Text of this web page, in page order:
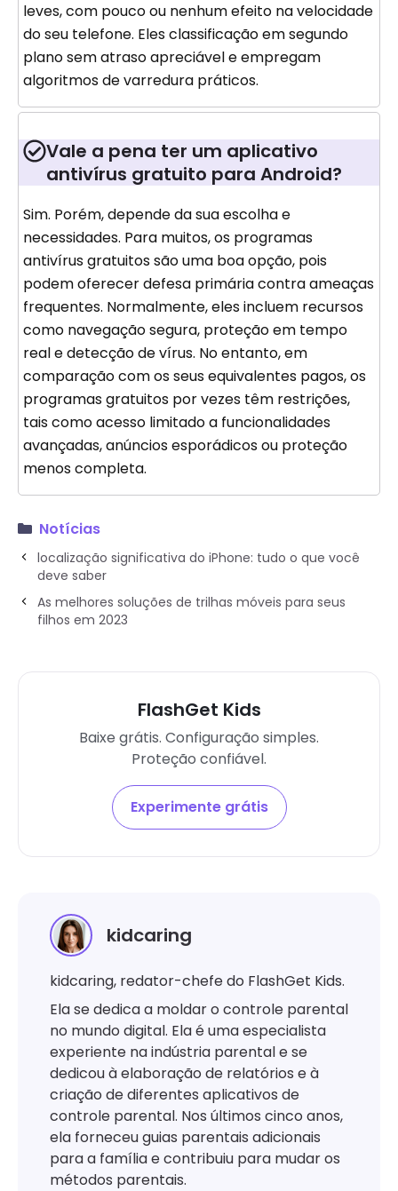
leves, com pouco ou nenhum efeito na velocidade
do seu telefone. Eles classificação em segundo
plano sem atraso apreciável e empregam
algoritmos de varredura práticos.
Vale a pena ter um aplicativo
antivírus gratuito para Android?
Sim. Porém, depende da sua escolha e
necessidades. Para muitos, os programas
antivírus gratuitos são uma boa opção, pois
podem oferecer defesa primária contra ameaças
frequentes. Normalmente, eles incluem recursos
como navegação segura, proteção em tempo
real e detecção de vírus. No entanto, em
comparação com os seus equivalentes pagos, os
programas gratuitos por vezes têm restrições,
tais como acesso limitado a funcionalidades
avançadas, anúncios esporádicos ou proteção
menos completa.
Notícias
localização significativa do iPhone: tudo o que você
deve saber
As melhores soluções de trilhas móveis para seus
filhos em 2023
FlashGet Kids
Baixe grátis. Configuração simples.
Proteção confiável.
Experimente grátis
kidcaring
kidcaring, redator-chefe do FlashGet Kids.
Ela se dedica a moldar o controle parental
no mundo digital. Ela é uma especialista
experiente na indústria parental e se
dedicou à elaboração de relatórios e à
criação de diferentes aplicativos de
controle parental. Nos últimos cinco anos,
ela forneceu guias parentais adicionais
para a família e contribuiu para mudar os
métodos parentais.